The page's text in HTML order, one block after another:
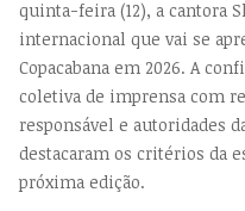
quinta-feira (12), a cantora
internacional que vai se
Copacabana em 2026. A
coletiva de imprensa com
responsável e autoridades
destacaram os critérios da
próxima edição.